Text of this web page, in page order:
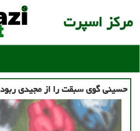
مركز اسپرت
حسینی گوی سبقت را از مجیدی ربود